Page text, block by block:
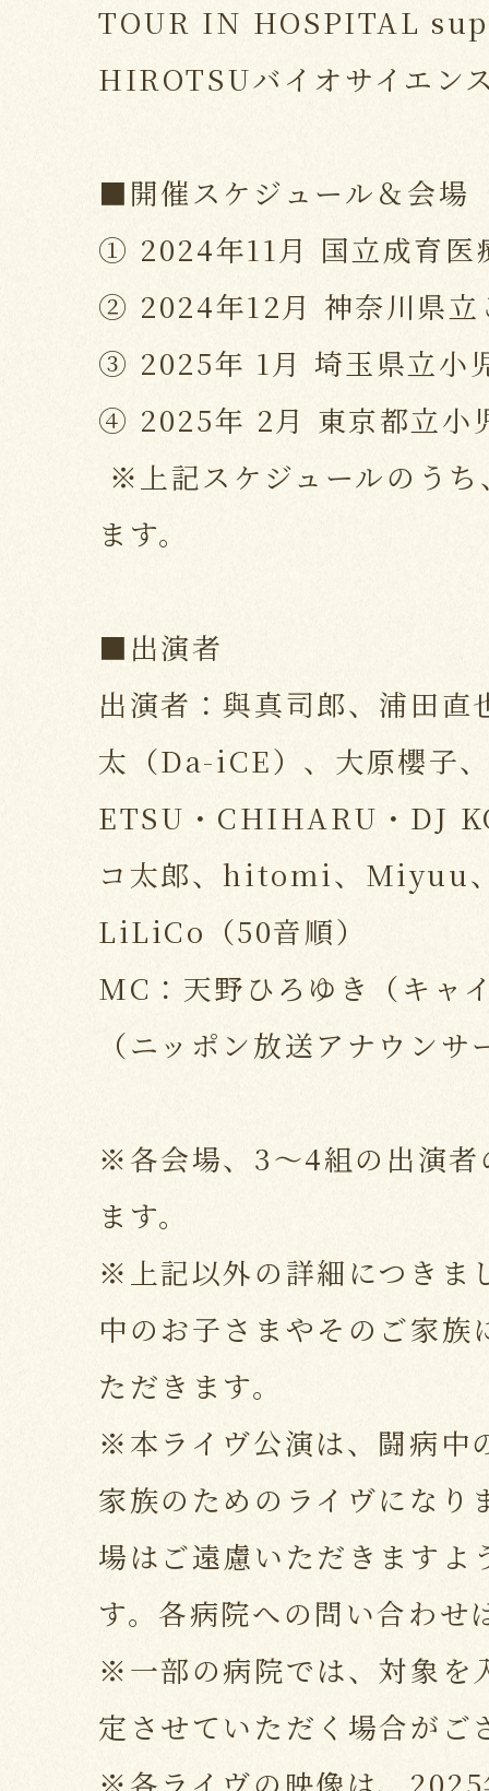
TOUR IN HOSPITAL
HIROTSUバイオサイエン
■開催スケジュール＆会場
① 2024年11⽉ 国立成育医
② 2024年12月 神奈川県立
③ 2025年 1月 埼玉県立小
④ 2025年 2月 東京都立小
※上記スケジュールのう
ます。
■出演者
出演者：與真司郎、浦田
太（Da-iCE）、大原櫻子
ETSU・CHIHARU・DJ
コ太郎、hitomi、Miyuu
LiLiCo（50音順）
MC：天野ひろゆき（キャ
（ニッポン放送アナウン
※各会場、3～4組の出演者
ます。
※上記以外の詳細につきま
中のお子さまやそのご家
ただきます。
※本ライヴ公演は、闘病中
家族のためのライヴになり
場はご遠慮いただきますよ
す。各病院への問い合わせ
※一部の病院では、対象を
定させていただく場合がご
※各ライヴの映像は、